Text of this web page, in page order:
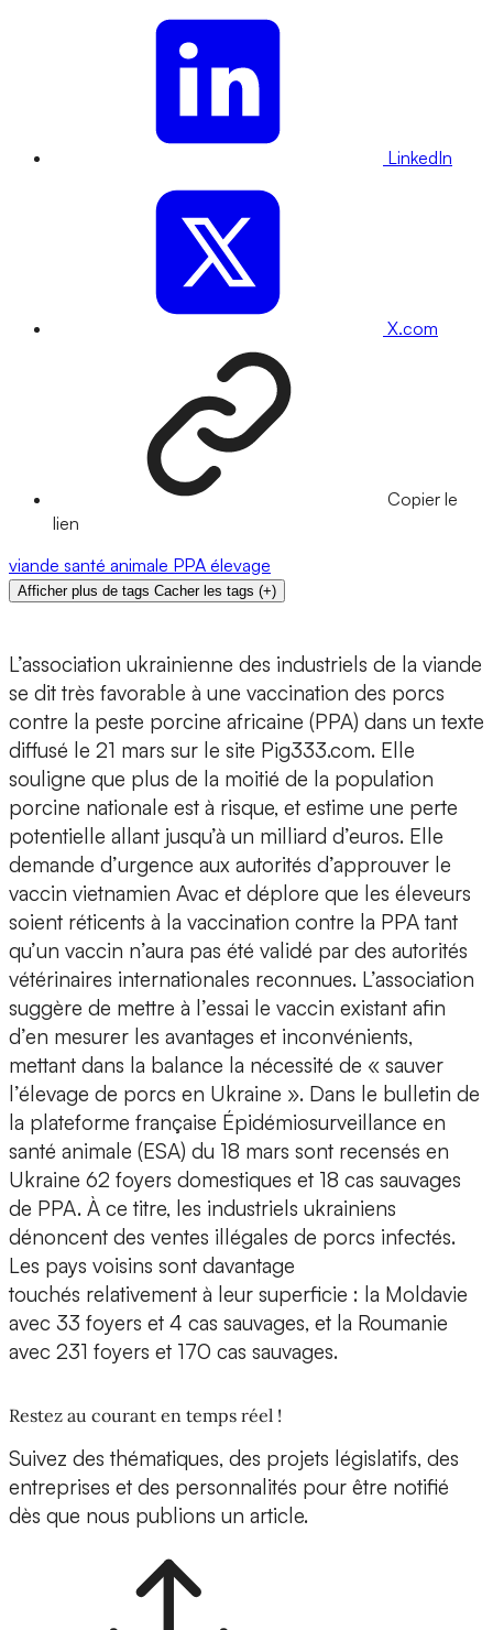
LinkedIn
X.com
Copier le
lien
viande santé animale PPA élevage
Afficher plus de tags Cacher les tags (+)
L’association ukrainienne des industriels de la viande
se dit très favorable à une vaccination des porcs
contre la peste porcine africaine (PPA) dans un texte
diffusé le 21 mars sur le site Pig333.com. Elle
souligne que plus de la moitié de la population
porcine nationale est à risque, et estime une perte
potentielle allant jusqu’à un milliard d’euros. Elle
demande d’urgence aux autorités d’approuver le
vaccin vietnamien Avac et déplore que les éleveurs
soient réticents à la vaccination contre la PPA tant
qu’un vaccin n’aura pas été validé par des autorités
vétérinaires internationales reconnues. L’association
suggère de mettre à l’essai le vaccin existant afin
d’en mesurer les avantages et inconvénients,
mettant dans la balance la nécessité de « sauver
l’élevage de porcs en Ukraine ». Dans le bulletin de
la plateforme française Épidémiosurveillance en
santé animale (ESA) du 18 mars sont recensés en
Ukraine 62 foyers domestiques et 18 cas sauvages
de PPA. À ce titre, les industriels ukrainiens
dénoncent des ventes illégales de porcs infectés.
Les pays voisins sont davantage
touchés relativement à leur superficie : la Moldavie
avec 33 foyers et 4 cas sauvages, et la Roumanie
avec 231 foyers et 170 cas sauvages.
Restez au courant en temps réel !
Suivez des thématiques, des projets législatifs, des
entreprises et des personnalités pour être notifié
dès que nous publions un article.